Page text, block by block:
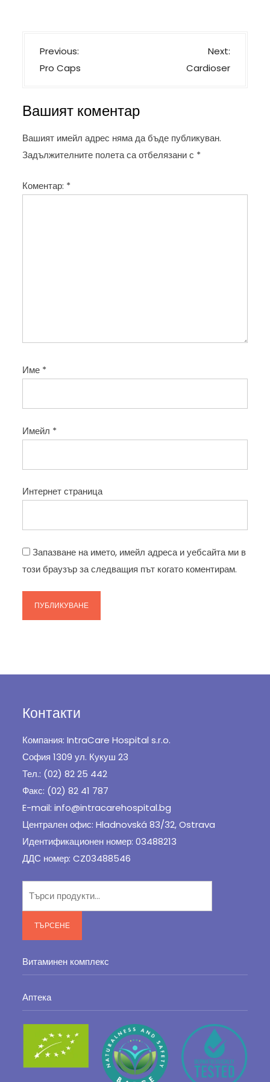
Н
а
и
г
а
ц
я
Previous:
Pro Caps
Next:
Cardioser
Вашият коментар
Вашият имейл адрес няма да бъде публикуван.
Задължителните полета са отбелязани с *
Коментар: *
Име *
Имейл *
Интернет страница
Запазване на името, имейл адреса и уебсайта ми в
този браузър за следващия път когато коментирам.
Контакти
Компания: IntraCare Hospital s.r.o.
София 1309 ул. Кукуш 23
Тел.: (02) 82 25 442
Факс: (02) 82 41 787
E-mail: info@intracarehospital.bg
Централен офис: Hladnovská 83/32, Ostrava
Идентификационен номер: 03488213
ДДС номер: CZ03488546
ТЪРСЕНЕ
Витаминен комплекс
Аптека